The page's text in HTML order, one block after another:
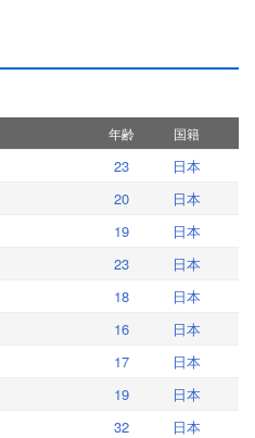
年齢 国籍
23
日本
20
日本
19
日本
23
日本
18
日本
16
日本
17
日本
19
日本
32
日本